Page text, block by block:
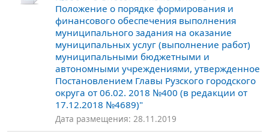
Положение о порядке формирования и
финансового обеспечения выполнения
муниципального задания на оказание
муниципальных услуг (выполнение работ)
муниципальными бюджетными и
автономными учреждениями, утвержденное
Постановлением Главы Рузского городского
округа от 06.02. 2018 №400 (в редакции от
17.12.2018 №4689)"
Дата размещения: 28.11.2019